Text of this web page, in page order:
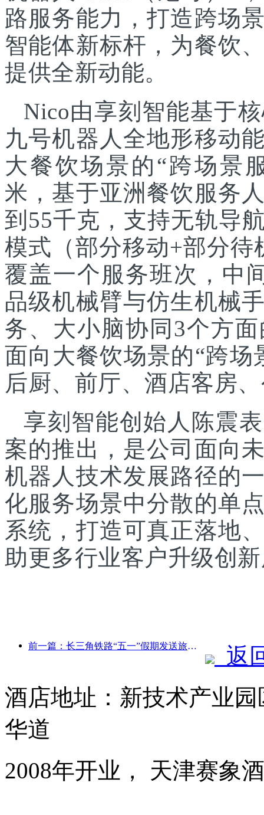
路服务能力，打造跨场
智能体新标杆，为餐饮
提供全新动能。
Nico由享刻智能基于
九号机器人全地形移动
大餐饮场景的“跨场景
米，基于亚洲餐饮服务
到55千克，支持无轨导
模式（部分移动+部分待
覆盖一个服务班次，中
品级机械臂与仿生机械
务、大小脑协同3个方
面向大餐饮场景的“跨
后厨、前厅、酒店客房
享刻智能创始人陈震
案的推出，是公司面向
机器人技术发展路径的
化服务场景中分散的单
系统，打造可真正落地
助更多行业客户升级创
前一篇：长三角铁路“五一”假期发送旅客超2138万人次
返
酒店地址：新技术产业
华道
2008年开业， 天津赛